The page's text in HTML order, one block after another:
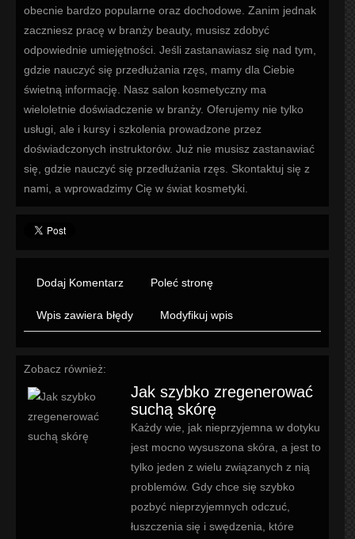
obecnie bardzo popularne oraz dochodowe. Zanim jednak
zaczniesz pracę w branży beauty, musisz zdobyć
odpowiednie umiejętności. Jeśli zastanawiasz się nad tym,
gdzie nauczyć się przedłużania rzęs, mamy dla Ciebie
świetną informację. Nasz salon kosmetyczny ma
wieloletnie doświadczenie w branży. Oferujemy nie tylko
usługi, ale i kursy i szkolenia prowadzone przez
doświadczonych instruktorów. Już nie musisz zastanawiać
się, gdzie nauczyć się przedłużania rzęs. Skontaktuj się z
nami, a wprowadzimy Cię w świat kosmetyki.
Dodaj Komentarz Poleć stronę
Wpis zawiera błędy Modyfikuj wpis
Zobacz również:
Jak szybko zregenerować
suchą skórę
Każdy wie, jak nieprzyjemna w dotyku
jest mocno wysuszona skóra, a jest to
tylko jeden z wielu związanych z nią
problemów. Gdy chce się szybko
pozbyć nieprzyjemnych odczuć,
łuszczenia się i swędzenia, które